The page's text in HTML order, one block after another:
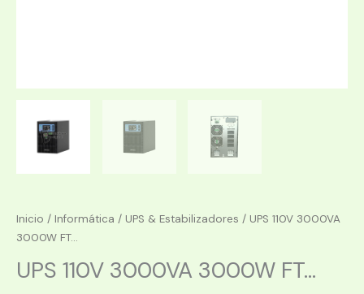
Inicio / Informática / UPS & Estabilizadores / UPS 110V 3000VA
3000W FT...
UPS 110V 3000VA 3000W FT...